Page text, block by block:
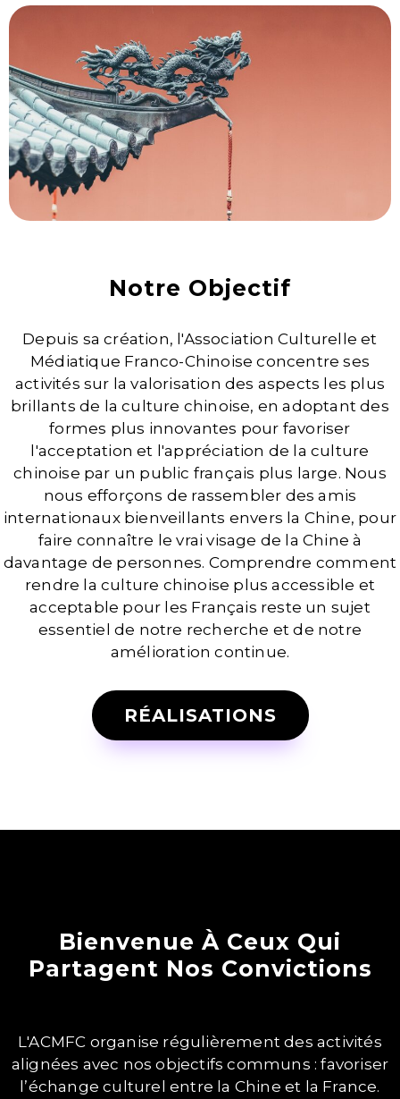
Notre Objectif
Depuis sa création, l'Association Culturelle et
Médiatique Franco-Chinoise concentre ses
activités sur la valorisation des aspects les plus
brillants de la culture chinoise, en adoptant des
formes plus innovantes pour favoriser
l'acceptation et l'appréciation de la culture
chinoise par un public français plus large. Nous
nous efforçons de rassembler des amis
internationaux bienveillants envers la Chine, pour
faire connaître le vrai visage de la Chine à
davantage de personnes. Comprendre comment
rendre la culture chinoise plus accessible et
acceptable pour les Français reste un sujet
essentiel de notre recherche et de notre
amélioration continue.
RÉALISATIONS
Bienvenue À Ceux Qui
Partagent Nos Convictions
L'ACMFC organise régulièrement des activités
alignées avec nos objectifs communs : favoriser
l’échange culturel entre la Chine et la France.